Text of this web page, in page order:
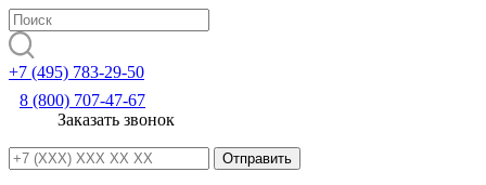
+7 (495) 783-29-50
8 (800) 707-47-67
Заказать звонок